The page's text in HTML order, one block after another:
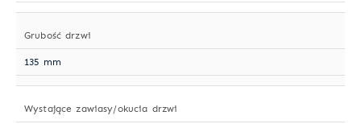
Grubość drzwi
135 mm
Wystające zawiasy/okucia drzwi